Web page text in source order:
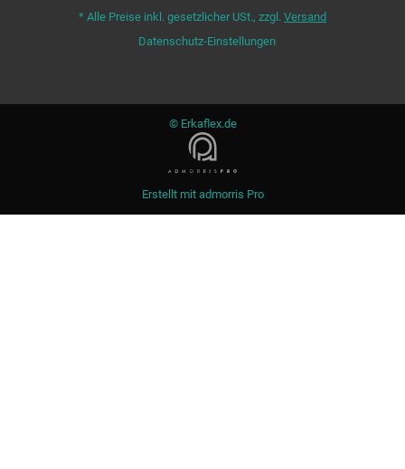
* Alle Preise inkl. gesetzlicher USt., zzgl. Versand
Datenschutz-Einstellungen
© Erkaflex.de
Erstellt mit admorris Pro